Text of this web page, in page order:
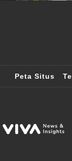
Peta Situs